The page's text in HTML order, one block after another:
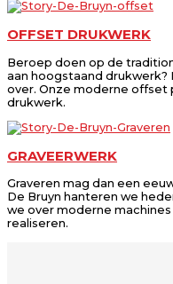
OFFSET DRUKWERK
Beroep doen op de
aan hoogstaand drukwerk?
over. Onze moderne
drukwerk.
GRAVEERWERK
Graveren mag dan een
De Bruyn hanteren we
we over moderne
realiseren.